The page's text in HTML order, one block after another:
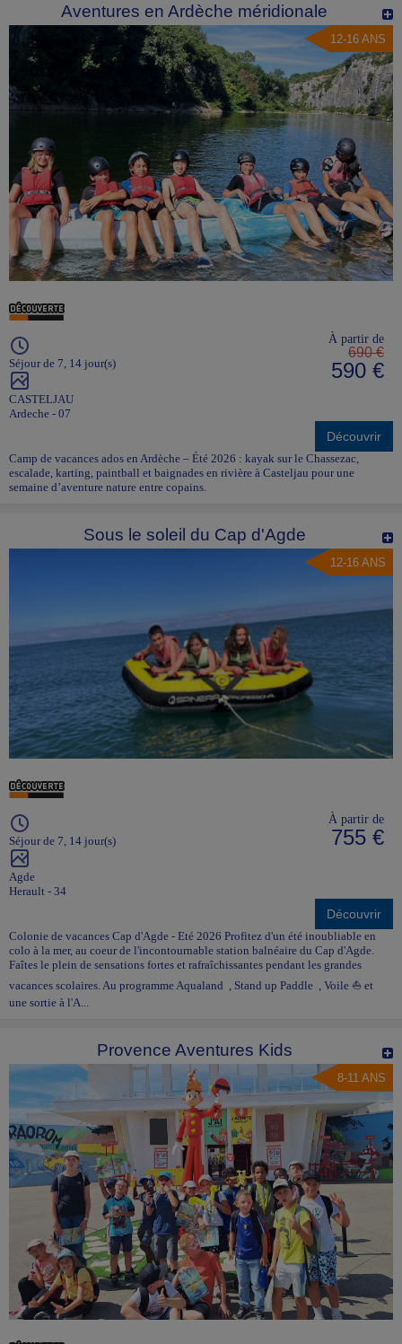
Aventures en Ardèche méridionale
12-16 ANS
Séjour de 7, 14 jour(s)
CASTELJAU
Ardeche - 07
À partir de
690 €
590 €
Découvrir
Camp de vacances ados en Ardèche – Été 2026 : kayak sur le Chassezac,
escalade, karting, paintball et baignades en rivière à Casteljau pour une
semaine d’aventure nature entre copains.
Sous le soleil du Cap d'Agde
12-16 ANS
Séjour de 7, 14 jour(s)
Agde
Herault - 34
À partir de
755 €
Découvrir
Colonie de vacances Cap d'Agde - Eté 2026 Profitez d'un été inoubliable en
colo à la mer, au coeur de l'incontournable station balnéaire du Cap d'Agde.
Faîtes le plein de sensations fortes et rafraîchissantes pendant les grandes
vacances scolaires. Au programme Aqualand , Stand up Paddle , Voile ⛵ et
une sortie à l'A...
Provence Aventures Kids
8-11 ANS